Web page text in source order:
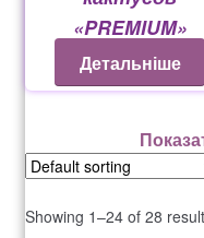
«PREMIUM»
от26 грн
Детальніше
Showing 1–24 of 28